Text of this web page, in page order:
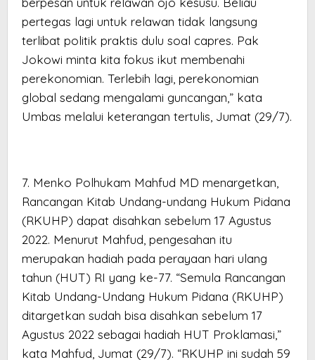
pertegas lagi untuk relawan tidak langsung
terlibat politik praktis dulu soal capres. Pak
Jokowi minta kita fokus ikut membenahi
perekonomian. Terlebih lagi, perekonomian
global sedang mengalami guncangan,” kata
Umbas melalui keterangan tertulis, Jumat (29/7).
7. Menko Polhukam Mahfud MD menargetkan,
Rancangan Kitab Undang-undang Hukum Pidana
(RKUHP) dapat disahkan sebelum 17 Agustus
2022. Menurut Mahfud, pengesahan itu
merupakan hadiah pada perayaan hari ulang
tahun (HUT) RI yang ke-77. “Semula Rancangan
Kitab Undang-Undang Hukum Pidana (RKUHP)
ditargetkan sudah bisa disahkan sebelum 17
Agustus 2022 sebagai hadiah HUT Proklamasi,”
kata Mahfud, Jumat (29/7). “RKUHP ini sudah 59